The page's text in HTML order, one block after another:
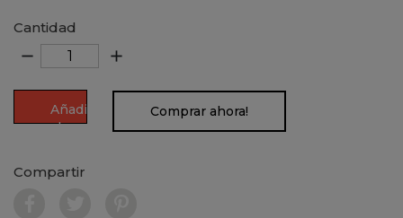
Cantidad
remove add
Añadir
al
Comprar ahora!
Compartir